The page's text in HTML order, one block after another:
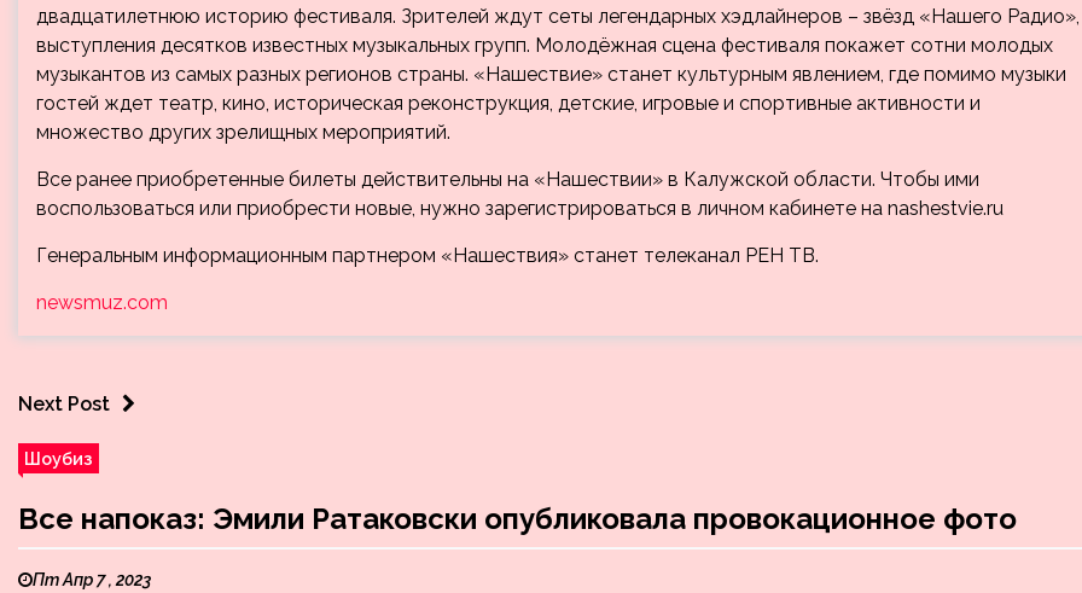
двадцатилетнюю историю фестиваля. Зрителей ждут сеты легендарных хэдлайнеров – звёзд «Нашего Радио»,
выступления десятков известных музыкальных групп. Молодёжная сцена фестиваля покажет сотни молодых
музыкантов из самых разных регионов страны. «Нашествие» станет культурным явлением, где помимо музыки
гостей ждет театр, кино, историческая реконструкция, детские, игровые и спортивные активности и
множество других зрелищных мероприятий.
Все ранее приобретенные билеты действительны на «Нашествии» в Калужской области. Чтобы ими
воспользоваться или приобрести новые, нужно зарегистрироваться в личном кабинете на nashestvie.ru
Генеральным информационным партнером «Нашествия» станет телеканал РЕН ТВ.
newsmuz.com
Next Post
Шоубиз
Все напоказ: Эмили Ратаковски опубликовала провокационное фото
Пт Апр 7 , 2023